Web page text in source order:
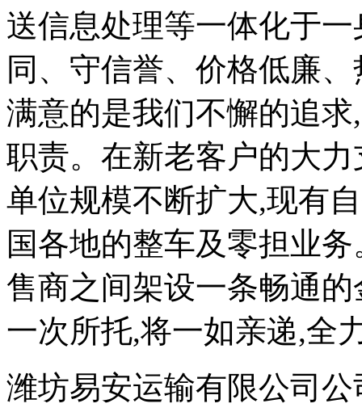
送信息处理等一体化于
同、守信誉、价格低廉
满意的是我们不懈的追
职责。在新老客户的大
单位规模不断扩大,现有
国各地的整车及零担业
售商之间架设一条畅通
一次所托,将一如亲递,全
潍坊易安运输有限公司